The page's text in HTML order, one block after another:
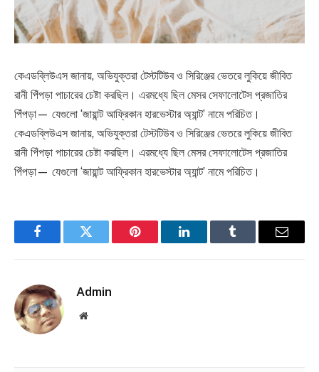
কেএডব্লিউএস জানায়, অভিযুক্তরা টেস্টটিউব ও সিরিঞ্জের ভেতরে লুকিয়ে জীবিত
রানী পিঁপড়া পাচারের চেষ্টা করছিল। এরমধ্যে ছিল মেসর সেফালোটেস প্রজাতির
পিঁপড়া— যেগুলো ‘জায়ান্ট আফ্রিকান হারভেস্টার অ্যান্ট’ নামে পরিচিত।
কেএডব্লিউএস জানায়, অভিযুক্তরা টেস্টটিউব ও সিরিঞ্জের ভেতরে লুকিয়ে জীবিত
রানী পিঁপড়া পাচারের চেষ্টা করছিল। এরমধ্যে ছিল মেসর সেফালোটেস প্রজাতির
পিঁপড়া— যেগুলো ‘জায়ান্ট আফ্রিকান হারভেস্টার অ্যান্ট’ নামে পরিচিত।
FacebookTwitter Pinterest LinkedInTumblr Email
Admin
Website